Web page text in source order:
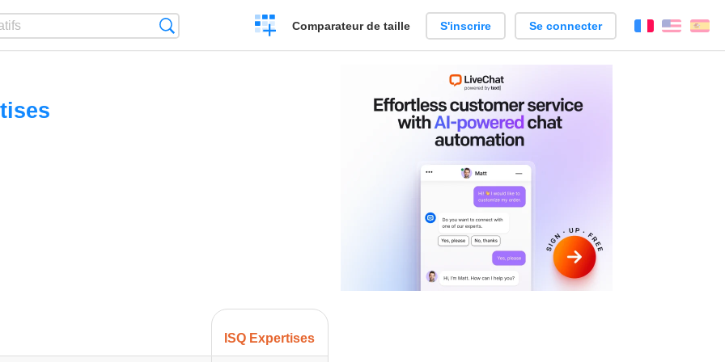
Créer
un
Comparateur de taille S'inscrire Se connecter FrançaisEnglish
ISQ Expertises